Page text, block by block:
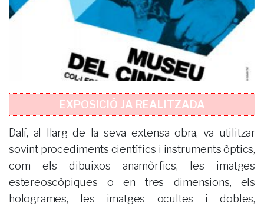
EXPOSICIÓ JA REALITZADA
Dalí, al llarg de la seva extensa obra, va utilitzar
sovint procediments científics i instruments òptics,
com els dibuixos anamòrfics, les imatges
estereoscòpiques o en tres dimensions, els
hologrames, les imatges ocultes i dobles,